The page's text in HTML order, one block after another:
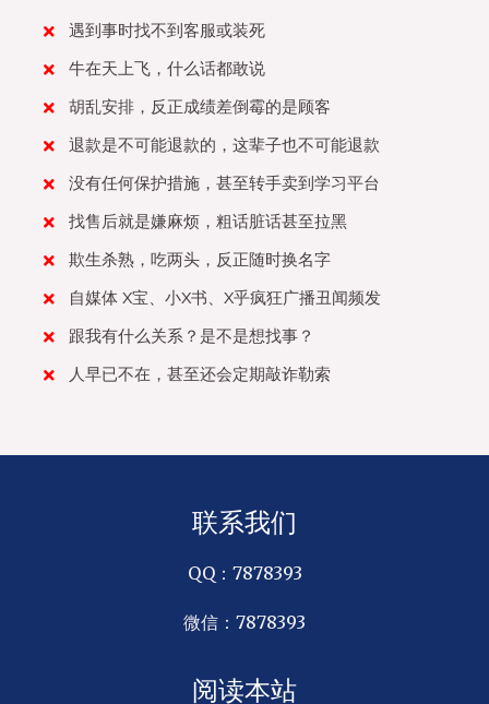
遇到事时找不到客服或装死
牛在天上飞，什么话都敢说
胡乱安排，反正成绩差倒霉的是顾客
退款是不可能退款的，这辈子也不可能退款
没有任何保护措施，甚至转手卖到学习平台
找售后就是嫌麻烦，粗话脏话甚至拉黑
欺生杀熟，吃两头，反正随时换名字
自媒体 X宝、小X书、X乎疯狂广播丑闻频发
跟我有什么关系？是不是想找事？
人早已不在，甚至还会定期敲诈勒索
联系我们
QQ：7878393
微信：7878393
阅读本站